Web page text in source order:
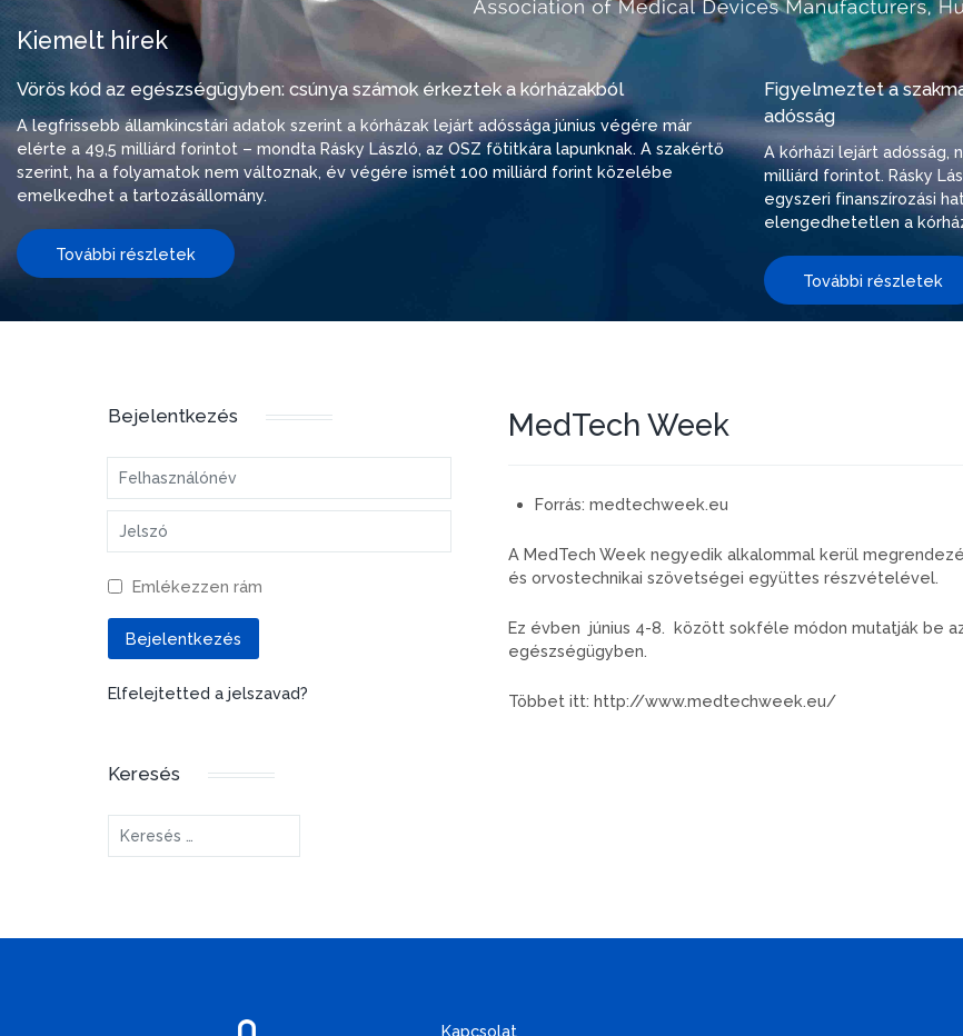
Kiemelt hírek
Vörös kód az egészségügyben: csúnya számok érkeztek a kórházakból
A legfrissebb államkincstári adatok szerint a kórházak lejárt adóssága június végére már
elérte a 49,5 milliárd forintot – mondta Rásky László, az OSZ főtitkára lapunknak. A szakértő
szerint, ha a folyamatok nem változnak, év végére ismét 100 milliárd forint közelébe
emelkedhet a tartozásállomány.
További részletek
Figyelmeztet a
adósság
A kórházi lejárt adósság,
milliárd forintot. Rásky
egyszeri finanszírozási
elengedhetetlen a
További részletek
Bejelentkezés
Felhasználónév
Jelszó
Emlékezzen rám
Bejelentkezés
Elfelejtetted a jelszavad?
Keresés
Keresés...
MedTech Week
Forrás: medtechweek.eu
A MedTech Week negyedik alkalommal kerül
és orvostechnikai szövetségei együttes részvételével.
Ez évben június 4-8. között sokféle módon mutatják be
egészségügyben.
Többet itt: http://www.medtechweek.eu/
Kapcsolat